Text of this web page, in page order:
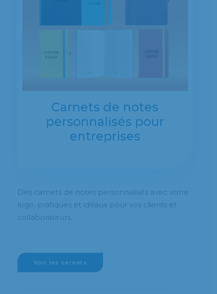
Carnets de notes
personnalisés pour
entreprises
Des carnets de notes personnalisés avec votre
logo, pratiques et idéaux pour vos clients et
collaborateurs.
Voir les carnets